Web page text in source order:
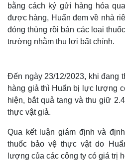
bằng cách ký gửi hàng hóa
được hàng, Huẩn đem về nhà
đóng thùng rồi bán các loại
trường nhằm thu lợi bất chính.
Đến ngày 23/12/2023, khi đang
hàng giả thì Huẩn bị lực lượng
hiện, bắt quả tang và thu giữ
thực vật giả.
Qua kết luận giám định và
thuốc bảo vệ thực vật do
lượng của các công ty có giá trị